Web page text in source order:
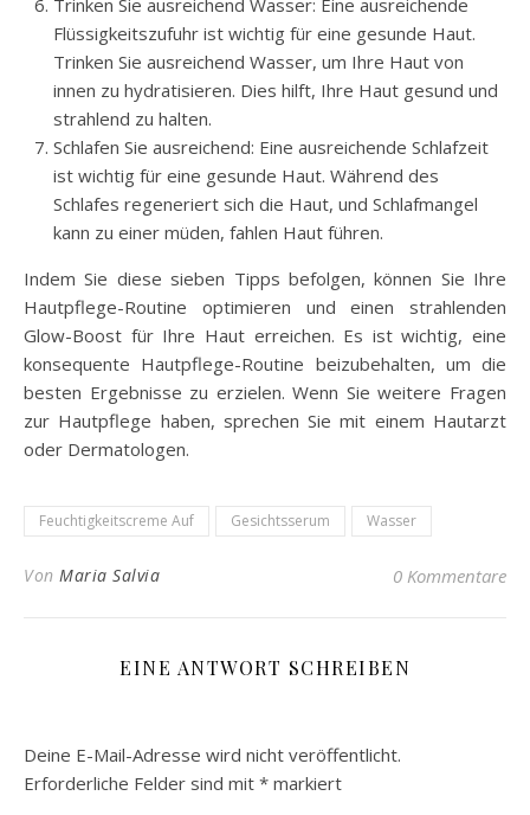
Flüssigkeitszufuhr ist wichtig für eine gesunde Haut.
Trinken Sie ausreichend Wasser, um Ihre Haut von
innen zu hydratisieren. Dies hilft, Ihre Haut gesund und
strahlend zu halten.
Schlafen Sie ausreichend: Eine ausreichende Schlafzeit
ist wichtig für eine gesunde Haut. Während des
Schlafes regeneriert sich die Haut, und Schlafmangel
kann zu einer müden, fahlen Haut führen.
Indem Sie diese sieben Tipps befolgen, können Sie Ihre
Hautpflege-Routine optimieren und einen strahlenden
Glow-Boost für Ihre Haut erreichen. Es ist wichtig, eine
konsequente Hautpflege-Routine beizubehalten, um die
besten Ergebnisse zu erzielen. Wenn Sie weitere Fragen
zur Hautpflege haben, sprechen Sie mit einem Hautarzt
oder Dermatologen.
Feuchtigkeitscreme Auf Gesichtsserum Wasser
Von Maria Salvia 0 Kommentare
EINE ANTWORT SCHREIBEN
Deine E-Mail-Adresse wird nicht veröffentlicht.
Erforderliche Felder sind mit * markiert